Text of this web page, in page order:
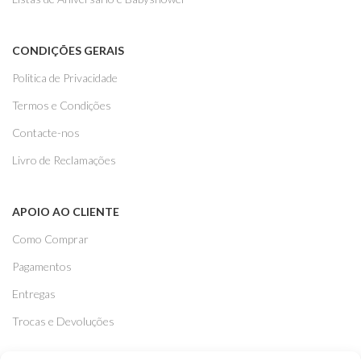
CONDIÇÕES GERAIS
Politica de Privacidade
Termos e Condições
Contacte-nos
Livro de Reclamações
APOIO AO CLIENTE
Como Comprar
Pagamentos
Entregas
Trocas e Devoluções